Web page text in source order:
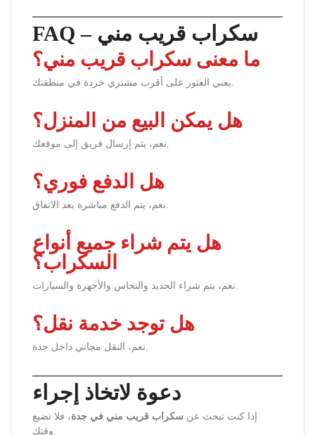
FAQ – سكراب قريب مني
ما معنى سكراب قريب مني؟
يعني العثور على أقرب مشتري خردة في منطقتك.
هل يمكن البيع من المنزل؟
نعم، يتم إرسال فريق إلى موقعك.
هل الدفع فوري؟
نعم، يتم الدفع مباشرة بعد الاتفاق.
هل يتم شراء جميع أنواع
السكراب؟
نعم، يتم شراء الحديد والنحاس والأجهزة والسيارات.
هل توجد خدمة نقل؟
نعم، النقل مجاني داخل جدة.
دعوة لاتخاذ إجراء
إذا كنت تبحث عن سكراب قريب مني في جدة، فلا تضيع
وقتك.